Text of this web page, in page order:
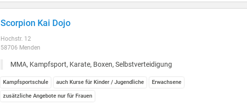
Scorpion Kai Dojo
Hochstr. 12
58706 Menden
MMA, Kampfsport, Karate, Boxen, Selbstverteidigung
Kampfsportschule auch Kurse für Kinder / Jugendliche Erwachsene
zusätzliche Angebote nur für Frauen